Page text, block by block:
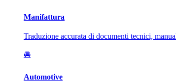
Manifattura
Traduzione accurata di documenti tecnici,
🚘
Automotive